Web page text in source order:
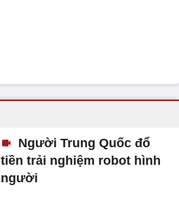
Người Trung Quốc đổ
tiền trải nghiệm robot hình
người